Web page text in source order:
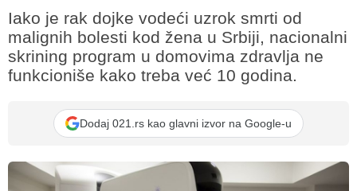
Iako je rak dojke vodeći uzrok smrti od
malignih bolesti kod žena u Srbiji, nacionalni
skrining program u domovima zdravlja ne
funkcioniše kako treba već 10 godina.
Dodaj 021.rs kao glavni izvor na Google-u